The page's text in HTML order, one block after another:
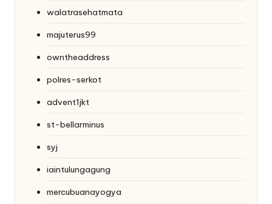
walatrasehatmata
majuterus99
owntheaddress
polres-serkot
advent1jkt
st-bellarminus
syj
iaintulungagung
mercubuanayogya